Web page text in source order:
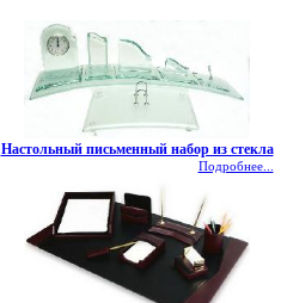
Настольный письменный набор из стекла
Подробнее...